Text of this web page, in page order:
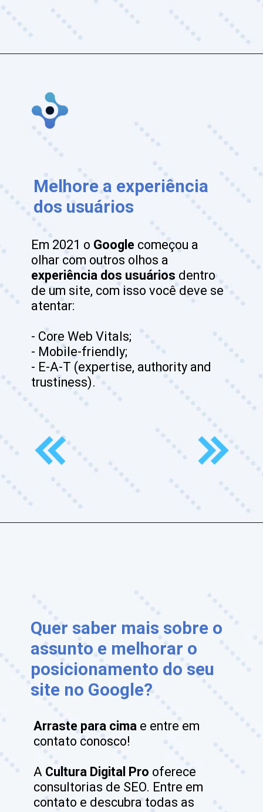
Em 2021 o Google começou a
experiência dos usuários dentro
de um site, com isso você deve se
atentar:
- Core Web Vitals;
- Mobile-friendly;
- E-A-T (expertise, authority and
trustiness).
Melhore a experiência
dos usuários
Arraste para cima e entre em
contato conosco!
A Cultura Digital Pro oferece
consultorias de SEO. Entre em
contato e descubra todas as
Quer saber mais sobre o
assunto e melhorar o
posicionamento do seu
site no Google?